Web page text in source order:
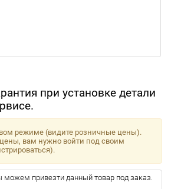
при установке детали
режиме (видите розничные цены).
вам нужно войти под своим
привезти данный товар под заказ.